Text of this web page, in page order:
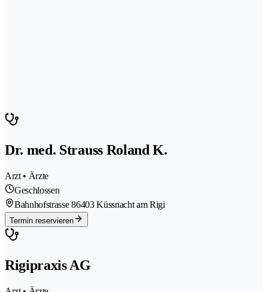
Dr. med. Strauss Roland K.
Arzt • Ärzte
Geschlossen
Bahnhofstrasse 86403 Küssnacht am Rigi
Termin reservieren
Rigipraxis AG